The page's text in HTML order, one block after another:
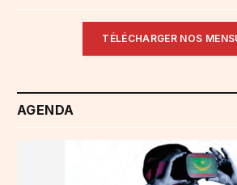
TÉLÉCHARGER NOS
AGENDA